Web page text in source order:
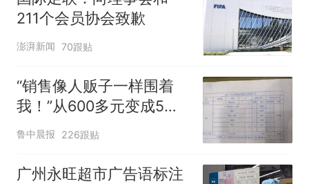
211个会员协会致歉
澎湃新闻 70跟贴
“销售像人贩子一样围着
我！”从600多元变成5万
元，57岁保洁阿姨做医美
后眼睛肿到流泪、视物模
糊
鲁中晨报 226跟贴
广州永旺超市广告语标注